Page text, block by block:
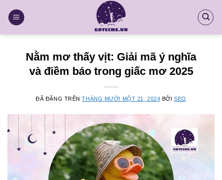
đến
Nằm mơ thấy vịt: Giải mã ý nghĩa
và điềm báo trong giấc mơ 2025
ĐÃ ĐĂNG TRÊNTHÁNG MƯỜI MỘT 21, 2024 BỞISEO